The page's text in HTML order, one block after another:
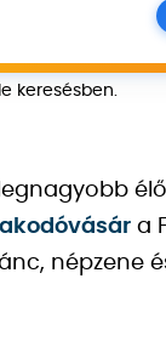
keresésben.
élő
a
népzene